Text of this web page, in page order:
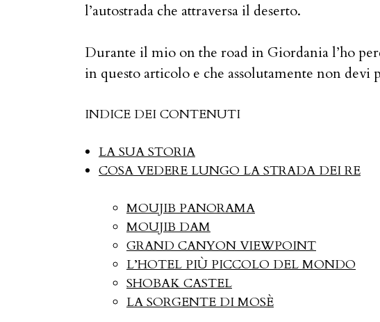
l’autostrada che attraversa il deserto.
Durante il mio on the road in Giordania l’ho
in questo articolo e che assolutamente non devi
INDICE DEI CONTENUTI
LA SUA STORIA
COSA VEDERE LUNGO LA STRADA DEI RE
MOUJIB PANORAMA
MOUJIB DAM
GRAND CANYON VIEWPOINT
L’HOTEL PIÙ PICCOLO DEL MONDO
SHOBAK CASTEL
LA SORGENTE DI MOSÈ